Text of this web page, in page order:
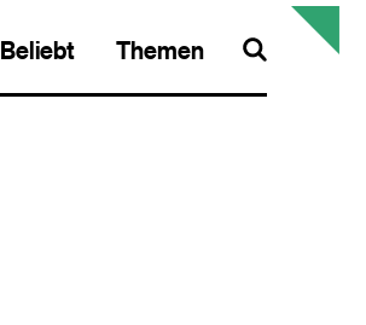
Beliebt Themen